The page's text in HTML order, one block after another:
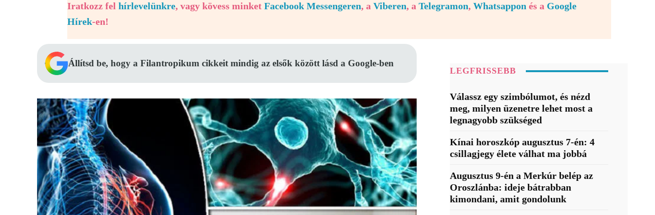
Iratkozz fel hírlevelünkre, vagy kövess minket Facebook Messengeren, a Viberen, a Telegramon, Whatsappon és a Google
Hírek-en!
Állítsd be, hogy a Filantropikum cikkeit mindig az elsők között lásd a Google-ben
LEGFRISSEBB
Válassz egy szimbólumot, és nézd
meg, milyen üzenetre lehet most a
legnagyobb szükséged
Kínai horoszkóp augusztus 7-én: 4
csillagjegy élete válhat ma jobbá
Augusztus 9-én a Merkúr belép az
Oroszlánba: ideje bátrabban
kimondani, amit gondolunk